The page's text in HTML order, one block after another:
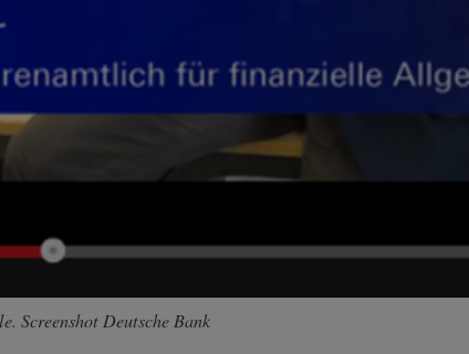
Screenshot Deutsche Bank